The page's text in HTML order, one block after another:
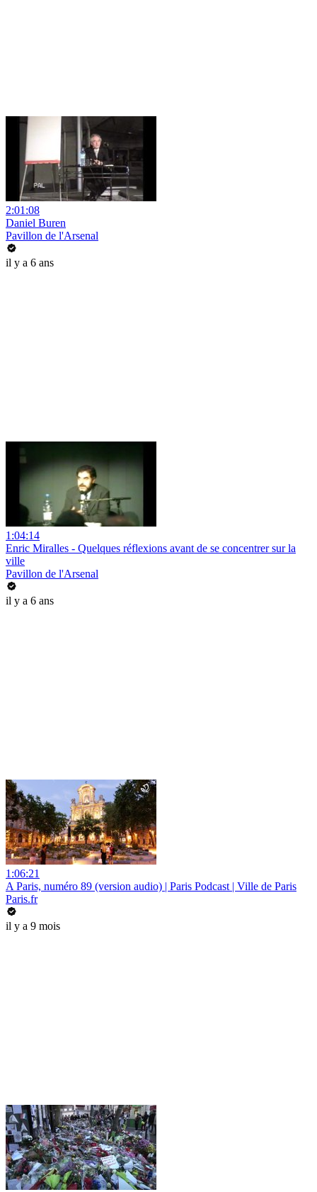
2:01:08
Daniel Buren
Pavillon de l'Arsenal
il y a 6 ans
1:04:14
Enric Miralles - Quelques réflexions avant de se concentrer sur la
ville
Pavillon de l'Arsenal
il y a 6 ans
1:06:21
A Paris, numéro 89 (version audio) | Paris Podcast | Ville de Paris
Paris.fr
il y a 9 mois